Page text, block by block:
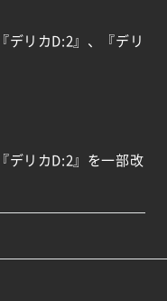
デリカD:2』、『デリ
デリカD:2』を一部改